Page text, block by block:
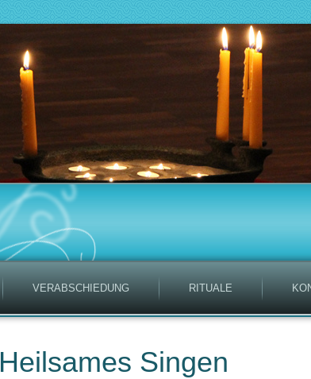
VERABSCHIEDUNG RITUALE
Heilsames Singen